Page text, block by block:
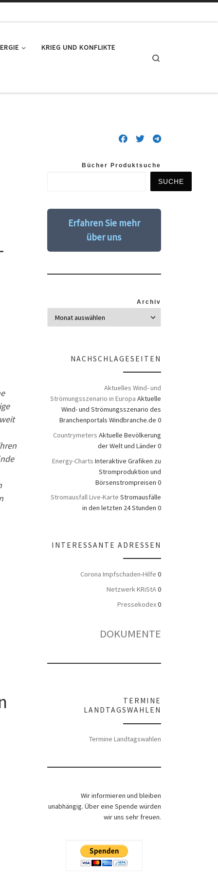
KRIEG UND KONFLIKTE
Bücher Produktsuche
SUCHE
Erfahren Sie mehr
über uns
Archiv
NACHSCHLAGESEITEN
Aktuelles Wind- und
Strömungsszenario in Europa Aktuelle
Wind- und Strömungsszenario des
Branchenportals Windbranche.de 0
Countrymeters Aktuelle Bevölkerung
der Welt und Länder 0
Energy-Charts Interaktive Grafiken zu
Stromproduktion und
Börsenstrompreisen 0
Stromausfall Live-Karte Stromausfälle
in den letzten 24 Stunden 0
INTERESSANTE ADRESSEN
Corona Impfschaden-Hilfe 0
Netzwerk KRiStA0
Pressekodex0
DOKUMENTE
TERMINE
LANDTAGSWAHLEN
Termine Landtagswahlen
Wir informieren und bleiben
unabhängig. Über eine Spende würden
wir uns sehr freuen.